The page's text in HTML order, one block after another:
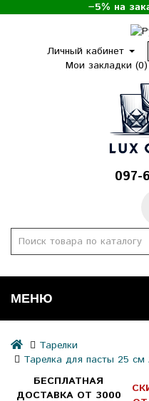
−5% на
Личный кабинет
Мои закладки (0)
097-
МЕНЮ
Тарелки
Тарелка для пасты 25
БЕСПЛАТНАЯ
ДОСТАВКА ОТ 3000